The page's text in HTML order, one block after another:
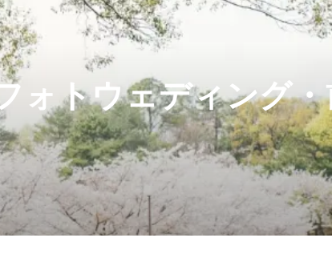
ォトウェディング